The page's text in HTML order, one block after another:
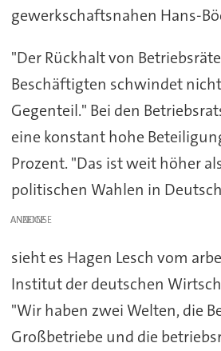
gewerkschaftsnahen Hans-
"Der Rückhalt von
Beschäftigten schwindet
Gegenteil." Bei den
eine konstant hohe
Prozent. "Das ist weit höher
politischen Wahlen in
ANZEIGE
sieht es Hagen Lesch vom
Institut der deutschen
"Wir haben zwei Welten, die
Großbetriebe und die